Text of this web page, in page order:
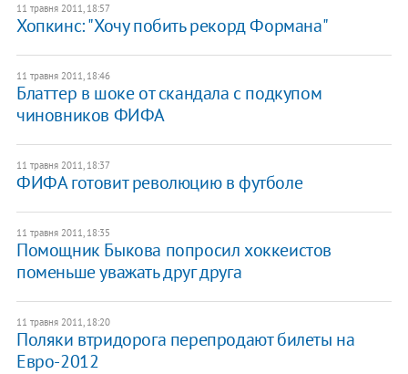
11 травня 2011, 18:57
Хопкинс: "Хочу побить рекорд Формана"
11 травня 2011, 18:46
Блаттер в шоке от скандала с подкупом
чиновников ФИФА
11 травня 2011, 18:37
ФИФА готовит революцию в футболе
11 травня 2011, 18:35
Помощник Быкова попросил хоккеистов
поменьше уважать друг друга
11 травня 2011, 18:20
Поляки втридорога перепродают билеты на
Евро-2012